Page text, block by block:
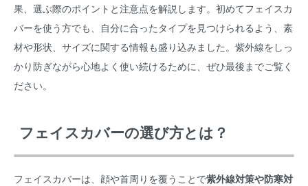
果、選ぶ際のポイントと注意点を解説します。初めてフェイスカ
バーを使う方でも、自分に合ったタイプを見つけられるよう、素
材や形状、サイズに関する情報も盛り込みました。紫外線をしっ
かり防ぎながら心地よく使い続けるために、ぜひ最後までご覧く
ださい。
フェイスカバーの選び方とは？
フェイスカバーは、顔や首周りを覆うことで紫外線対策や防寒対